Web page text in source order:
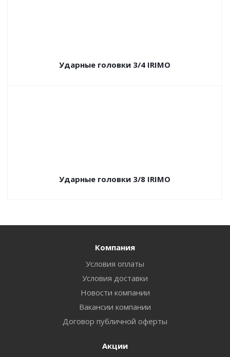
Ударные головки 3/4 IRIMO
Ударные головки 3/8 IRIMO
Компания
Условия оплаты
Условия доставки
Новости компании
Вакансии компании
Договор публичной оферты
Акции